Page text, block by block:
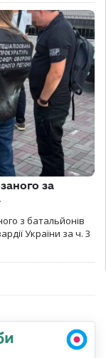
за
з батальйонів
України за ч. 3